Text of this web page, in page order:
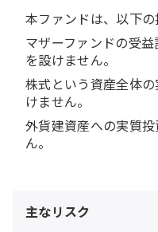
本ファンドは、以下の
マザーファンドの受
を設けません。
株式という資産全体
けません。
外貨建資産への実質
ん。
主なリスク